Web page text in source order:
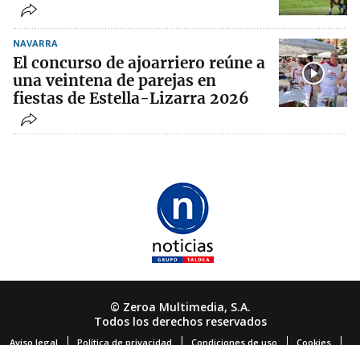
NAVARRA
El concurso de ajoarriero reúne a
una veintena de parejas en
fiestas de Estella-Lizarra 2026
© Zeroa Multimedia, S.A.
Todos los derechos reservados
Aviso legal Política de privacidad Condiciones de uso Cookies